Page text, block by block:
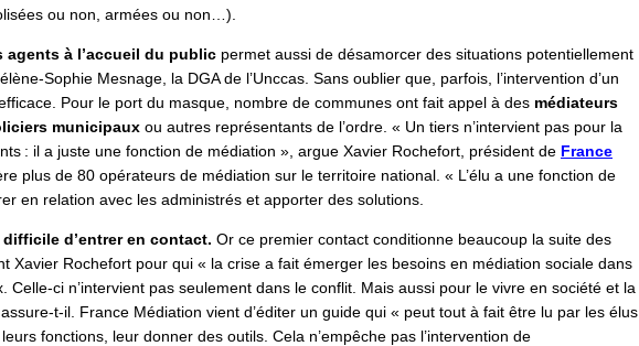
ou non, armées ou non…).
agents à l’accueil du public permet aussi de désamorcer des situations potentiellement
Sophie Mesnage, la DGA de l’Unccas. Sans oublier que, parfois, l’intervention d’un
Pour le port du masque, nombre de communes ont fait appel à des médiateurs
municipaux ou autres représentants de l’ordre. « Un tiers n’intervient pas pour la
: il a juste une fonction de médiation », argue Xavier Rochefort, président de France
plus de 80 opérateurs de médiation sur le territoire national. « L’élu a une fonction de
en relation avec les administrés et apporter des solutions.
d’entrer en contact. Or ce premier contact conditionne beaucoup la suite des
Xavier Rochefort pour qui « la crise a fait émerger les besoins en médiation sociale dans
Celle-ci n’intervient pas seulement dans le conflit. Mais aussi pour le vivre en société et la
t-il. France Médiation vient d’éditer un guide qui « peut tout à fait être lu par les élus
fonctions, leur donner des outils. Cela n’empêche pas l’intervention de